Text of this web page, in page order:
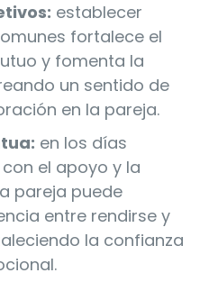
establecer
fortalece el
y fomenta la
un sentido de
en la pareja.
en los días
el apoyo y la
pareja puede
entre rendirse y
la confianza